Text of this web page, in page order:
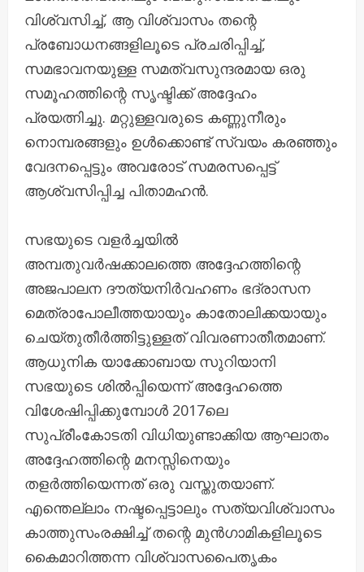
വിശ്വസിച്ച്‌, ആ വിശ്വാസം തന്റെ
പ്രബോധനങ്ങളിലൂടെ പ്രചരിപ്പിച്ച്‌,
സമഭാവനയുള്ള സമത്വസുന്ദരമായ ഒരു
സമൂഹത്തിന്റെ സൃഷ്ടിക്ക്‌ അദ്ദേഹം
പ്രയത്നിച്ചു. മറ്റുള്ളവരുടെ കണ്ണുനീരും
നൊമ്പരങ്ങളും ഉള്‍ക്കൊണ്ട് സ്വയം കരഞ്ഞും
വേദനപ്പെട്ടും അവരോട് സമരസപ്പെട്ട്‌
ആശ്വസിപ്പിച്ച പിതാമഹൻ.
സഭയുടെ വളർച്ചയിൽ
അമ്പതുവർഷക്കാലത്തെ അദ്ദേഹത്തിന്റെ
അജപാലന ദൗത്യനിർവഹണം ഭദ്രാസന
മെത്രാപോലീത്തയായും കാതോലിക്കയായും
ചെയ്തുതീർത്തിട്ടുള്ളത് വിവരണാതീതമാണ്.
ആധുനിക യാക്കോബായ സുറിയാനി
സഭയുടെ ശിൽപ്പിയെന്ന്‌ അദ്ദേഹത്തെ
വിശേഷിപ്പിക്കുമ്പോൾ 2017ലെ
സുപ്രീംകോടതി വിധിയുണ്ടാക്കിയ ആഘാതം
അദ്ദേഹത്തിന്റെ മനസ്സിനെയും
തളർത്തിയെന്നത് ഒരു വസ്തുതയാണ്.
എന്തെല്ലാം നഷ്ടപ്പെട്ടാലും സത്യവിശ്വാസം
കാത്തുസംരക്ഷിച്ച്‌ തന്റെ മുൻഗാമികളിലൂടെ
കൈമാറിത്തന്ന വിശ്വാസപൈതൃകം